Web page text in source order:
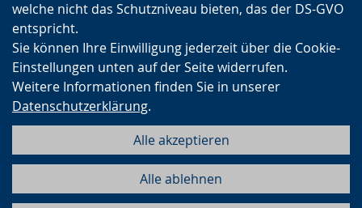
welche nicht das Schutzniveau bieten, das der DS-GVO
entspricht.
Sie können Ihre Einwilligung jederzeit über die Cookie-
Einstellungen unten auf der Seite widerrufen.
Weitere Informationen finden Sie in unserer
Datenschutzerklärung.
Alle akzeptieren
Alle ablehnen